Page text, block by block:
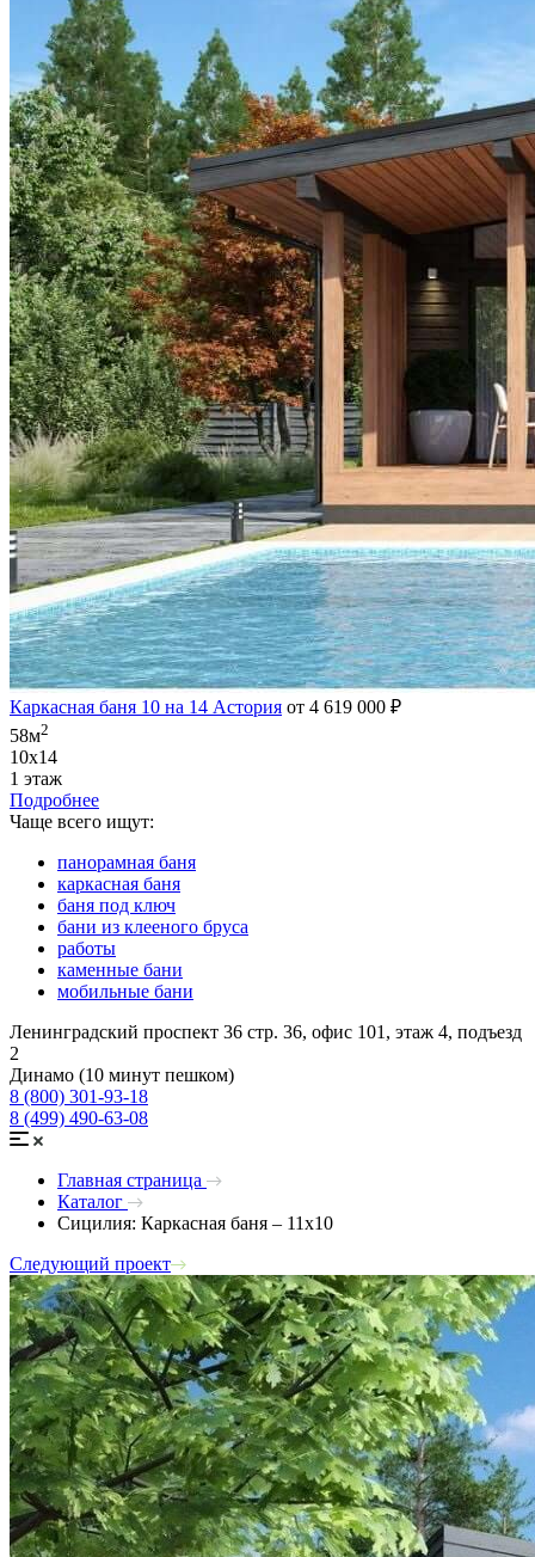
Каркасная баня 10 на 14 Астория от 4 619 000 ₽
58м2
10х14
1 этаж
Подробнее
Чаще всего ищут:
панорамная баня
каркасная баня
баня под ключ
бани из клееного бруса
работы
каменные бани
мобильные бани
Ленинградский проспект 36 стр. 36, офис 101, этаж 4, подъезд
2
Динамо (10 минут пешком)
8 (800) 301-93-18
8 (499) 490-63-08
Главная страница
Каталог
Сицилия: Каркасная баня – 11х10
Следующий проект